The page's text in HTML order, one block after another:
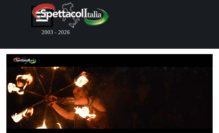
Vai ai contenuti
Salta menù
2003 - 2026